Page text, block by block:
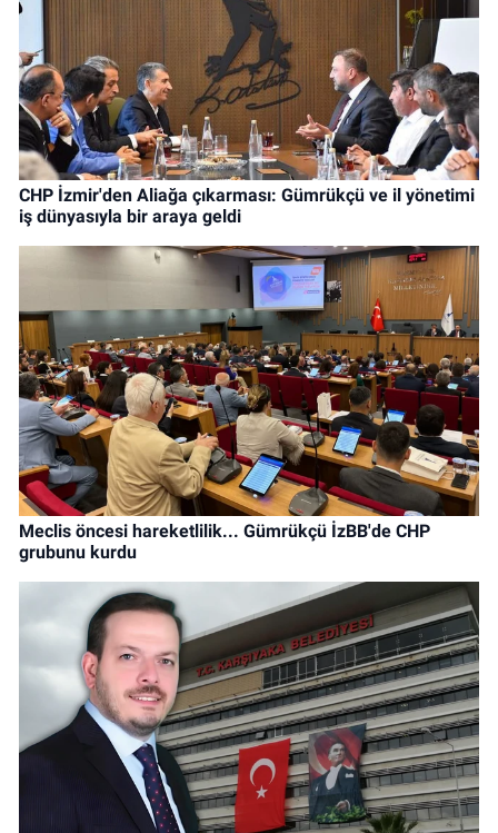
CHP İzmir'den Aliağa çıkarması: Gümrükçü ve il yönetimi
iş dünyasıyla bir araya geldi
Meclis öncesi hareketlilik... Gümrükçü İzBB'de CHP
grubunu kurdu